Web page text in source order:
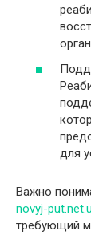
для
Важно
novyj-
требующий